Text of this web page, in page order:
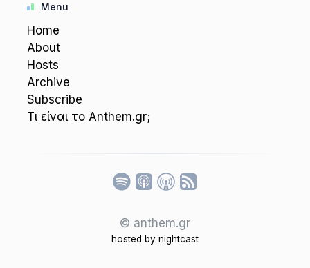
Menu
Home
About
Hosts
Archive
Subscribe
Τι είναι το Anthem.gr;
© anthem.gr
hosted by nightcast